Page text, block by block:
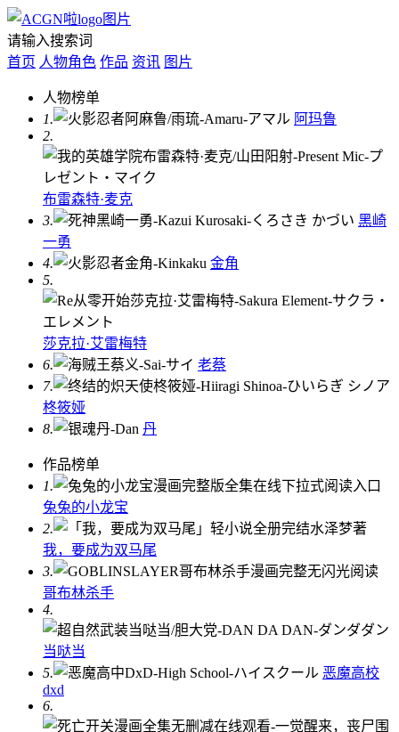
请输入搜索词
首页 人物角色 作品 资讯 图片
人物榜单
1.
阿玛鲁
2.
布雷森特·麦克
3.
黑崎
一勇
4.
金角
5.
莎克拉·艾雷梅特
6.
老蔡
7.
柊筱娅
8.
丹
作品榜单
1.
兔兔的小龙宝
2.
我，要成为双马尾
3.
哥布林杀手
4.
当哒当
5.
恶魔高校
dxd
6.